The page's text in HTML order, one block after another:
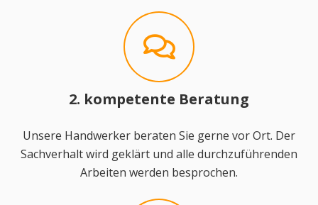
2. kompetente Beratung
Unsere Handwerker beraten Sie gerne vor Ort. Der
Sachverhalt wird geklärt und alle durchzuführenden
Arbeiten werden besprochen.